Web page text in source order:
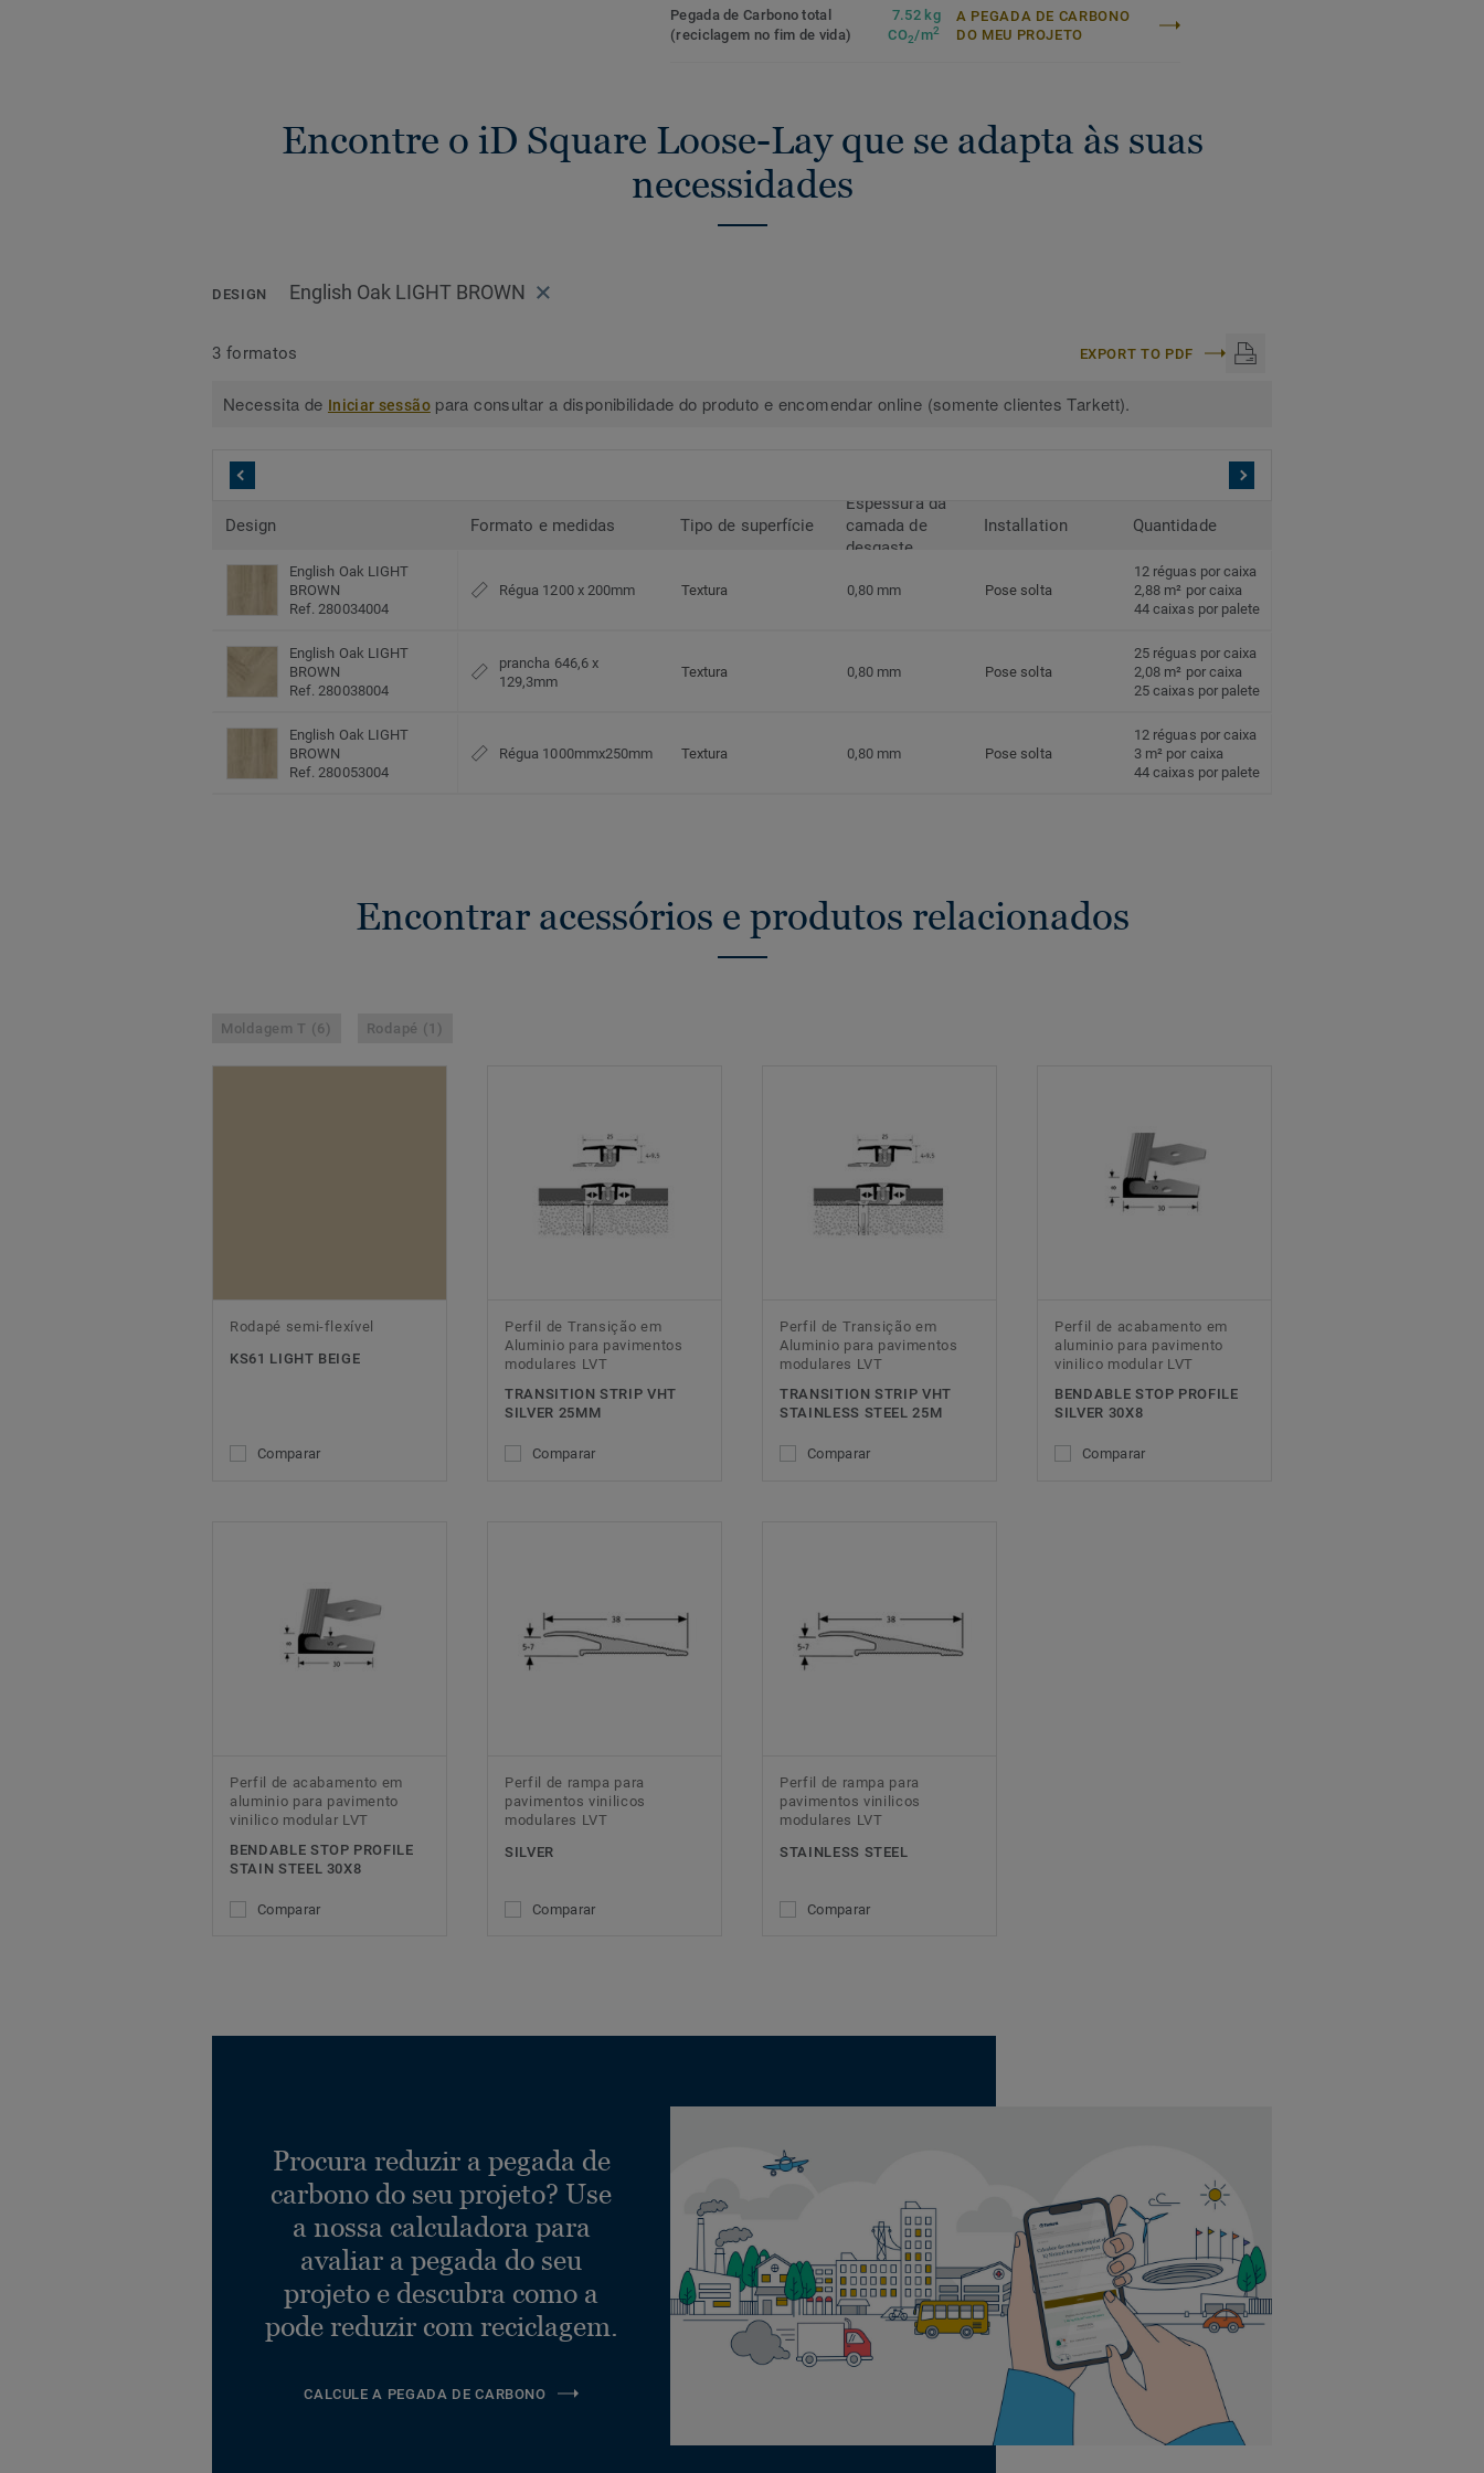
Pegada de Carbono total
(reciclagem no fim de vida)
7.52 kg
CO2/m2
A PEGADA DE CARBONO
DO MEU PROJETO
Encontre o iD Square Loose-Lay que se adapta às suas
necessidades
DESIGN English Oak LIGHT BROWN
3 formatos EXPORT TO PDF
Necessita de Iniciar sessãopara consultar a disponibilidade do produto e encomendar online (somente clientes Tarkett).
Design Formato e medidas Tipo de superfície
Espessura da
camada de
desgaste
Installation Quantidade
English Oak LIGHT
BROWN
Ref. 280034004
Régua 1200 x 200mm Textura 0,80 mm Pose solta
12 réguas por caixa
2,88 m² por caixa
44 caixas por palete
English Oak LIGHT
BROWN
Ref. 280038004
prancha 646,6 x
129,3mm
Textura 0,80 mm Pose solta
25 réguas por caixa
2,08 m² por caixa
25 caixas por palete
English Oak LIGHT
BROWN
Ref. 280053004
Régua 1000mmx250mm Textura 0,80 mm Pose solta
12 réguas por caixa
3 m² por caixa
44 caixas por palete
Encontrar acessórios e produtos relacionados
Moldagem T (6) Rodapé (1)
Rodapé semi-flexível
KS61 LIGHT BEIGE
Comparar
Perfil de Transição em
Aluminio para pavimentos
modulares LVT
TRANSITION STRIP VHT
SILVER 25MM
Comparar
Perfil de Transição em
Aluminio para pavimentos
modulares LVT
TRANSITION STRIP VHT
STAINLESS STEEL 25M
Comparar
Perfil de acabamento em
aluminio para pavimento
vinilico modular LVT
BENDABLE STOP PROFILE
SILVER 30X8
Comparar
Perfil de acabamento em
aluminio para pavimento
vinilico modular LVT
BENDABLE STOP PROFILE
STAIN STEEL 30X8
Comparar
Perfil de rampa para
pavimentos vinilicos
modulares LVT
SILVER
Comparar
Perfil de rampa para
pavimentos vinilicos
modulares LVT
STAINLESS STEEL
Comparar
Procura reduzir a pegada de
carbono do seu projeto? Use
a nossa calculadora para
avaliar a pegada do seu
projeto e descubra como a
pode reduzir com reciclagem.
CALCULE A PEGADA DE CARBONO